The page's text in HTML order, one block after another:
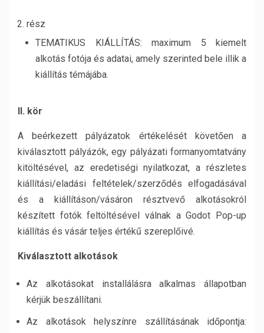
rész
TEMATIKUS KIÁLLÍTÁS: maximum 5 kiemelt
alkotás fotója és adatai, amely szerinted bele illik a
kiállítás témájába.
II. kör
A beérkezett pályázatok értékelését követően a
kiválasztott pályázók, egy pályázati formanyomtatvány
kitöltésével, az eredetiségi nyilatkozat, a részletes
kiállítási/eladási feltételek/szerződés elfogadásával
és a kiállításon/vásáron résztvevő alkotásokról
készített fotók feltöltésével válnak a Godot Pop-up
kiállítás és vásár teljes értékű szereplőivé.
Kiválasztott alkotások
Az alkotásokat installálásra alkalmas állapotban
kérjük beszállítani.
Az alkotások helyszínre szállításának időpontja: